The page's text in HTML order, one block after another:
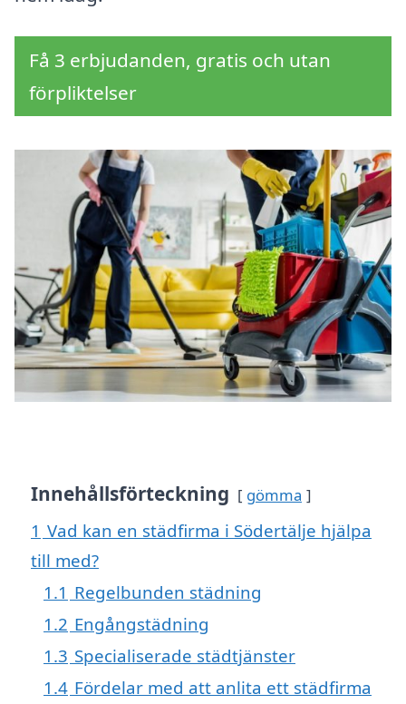
Få 3 erbjudanden, gratis och utan
förpliktelser
Innehållsförteckning gömma
1 Vad kan en städfirma i Södertälje hjälpa
till med?
1.1 Regelbunden städning
1.2 Engångstädning
1.3 Specialiserade städtjänster
1.4 Fördelar med att anlita ett städfirma